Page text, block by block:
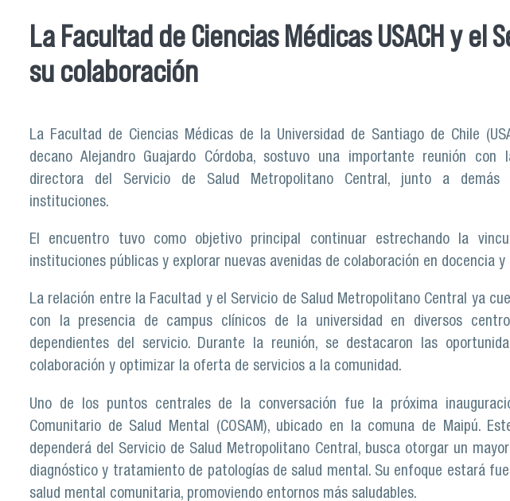
La Facultad de Ciencias Médicas USACH y
su colaboración
La Facultad de Ciencias Médicas de la Universidad de Santiago de Chile
decano Alejandro Guajardo Córdoba, sostuvo una importante reunión con
directora del Servicio de Salud Metropolitano Central, junto a demás
instituciones.
El encuentro tuvo como objetivo principal continuar estrechando la
instituciones públicas y explorar nuevas avenidas de colaboración en docencia y
La relación entre la Facultad y el Servicio de Salud Metropolitano Central ya
con la presencia de campus clínicos de la universidad en diversos
dependientes del servicio. Durante la reunión, se destacaron las
colaboración y optimizar la oferta de servicios a la comunidad.
Uno de los puntos centrales de la conversación fue la próxima
Comunitario de Salud Mental (COSAM), ubicado en la comuna de Maipú.
dependerá del Servicio de Salud Metropolitano Central, busca otorgar un
diagnóstico y tratamiento de patologías de salud mental. Su enfoque estará
salud mental comunitaria, promoviendo entornos más saludables.